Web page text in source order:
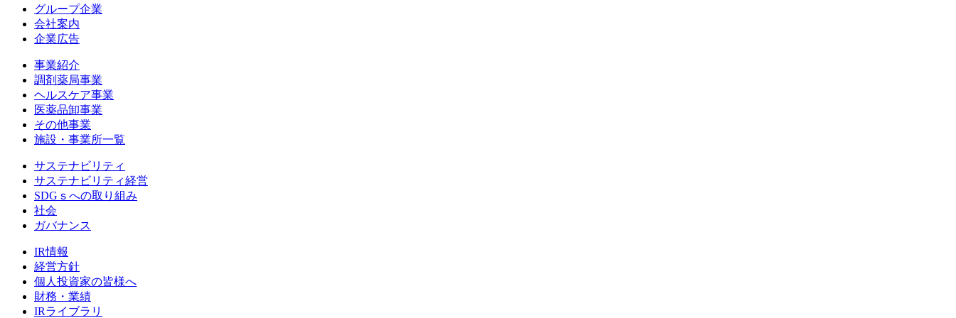
グループ企業
会社案内
企業広告
事業紹介
調剤薬局事業
ヘルスケア事業
医薬品卸事業
その他事業
施設・事業所一覧
サステナビリティ
サステナビリティ経営
SDGｓへの取り組み
社会
ガバナンス
IR情報
経営方針
個人投資家の皆様へ
財務・業績
IRライブラリ